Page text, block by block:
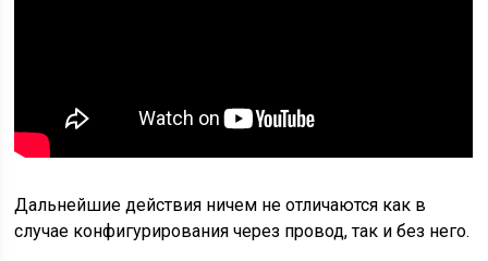
Дальнейшие действия ничем не отличаются как в
случае конфигурирования через провод, так и без него.